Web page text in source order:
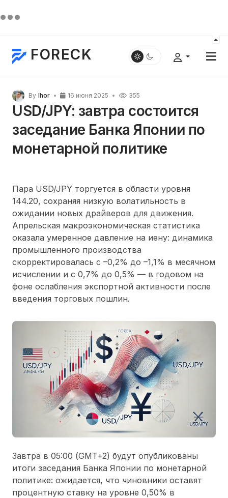
FORECK
By Ihor 16 июня 2025 355
USD/JPY: завтра состоится
заседание Банка Японии по
монетарной политике
Пара USD/JPY торгуется в области уровня
144.20, сохраняя низкую волатильность в
ожидании новых драйверов для движения.
Апрельская макроэкономическая статистика
оказала умеренное давление на иену: динамика
промышленного производства
скорректировалась с –0,2% до –1,1% в месячном
исчислении и с 0,7% до 0,5% — в годовом на
фоне ослабления экспортной активности после
введения торговых пошлин.
Завтра в 05:00 (GMT+2) будут опубликованы
итоги заседания Банка Японии по монетарной
политике: ожидается, что чиновники оставят
процентную ставку на уровне 0,50% в